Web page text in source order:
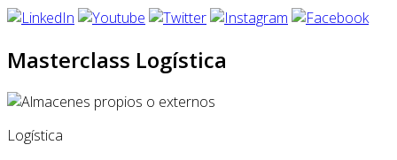
Masterclass Logística
Logística